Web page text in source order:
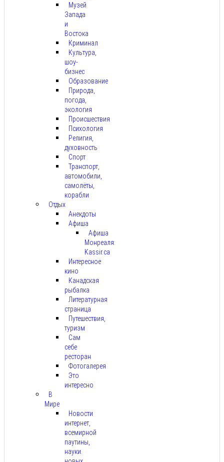
Музей
Запада
и
Востока
Криминал
Культура,
шоу-
бизнес
Образование
Природа,
погода,
экология
Происшествия
Психология
Религия,
духовность
Спорт
Транспорт,
автомобили,
самолёты,
корабли
Отдых
Анекдоты
Афиша
Афиша
Монреаля:
Kassir.ca
Интересное
кино
Канадская
рыбалка
Литературная
страница
Путешествия,
туризм
Сам
себе
ресторан
Фотогалерея
Это
интересно
В
Мире
Новости
интернет,
всемирной
паутины,
науки.